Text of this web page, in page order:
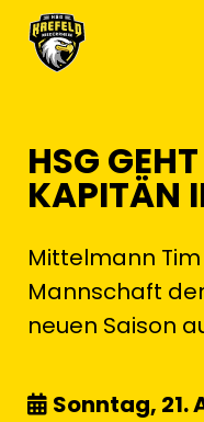
HSG
KAPITÄN
Mittelmann
Mannschaft
neuen Saison
Sonntag, 21.